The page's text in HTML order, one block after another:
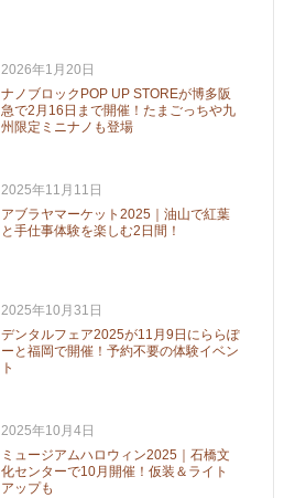
2026年1月20日
ナノブロックPOP UP STOREが博多阪
急で2月16日まで開催！たまごっちや九
州限定ミニナノも登場
2025年11月11日
アブラヤマーケット2025｜油山で紅葉
と手仕事体験を楽しむ2日間！
2025年10月31日
デンタルフェア2025が11月9日にららぽ
ーと福岡で開催！予約不要の体験イベン
ト
2025年10月4日
ミュージアムハロウィン2025｜石橋文
化センターで10月開催！仮装＆ライト
アップも